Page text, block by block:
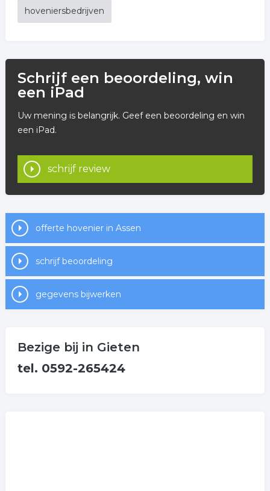
hoveniersbedrijven
Schrijf een beoordeling, win
een iPad
Uw mening is belangrijk. Geef een beoordeling en win
een iPad.
schrijf review
offerte hovenier in Assen
schrijf beoordeling
gegevens bijwerken
Bezige bij in Gieten
tel. 0592-265424